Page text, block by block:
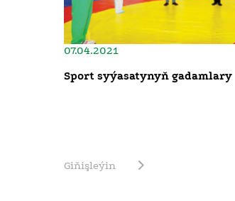
07.04.2021
Sport syýasatynyň gadamlary
Giňişleýin